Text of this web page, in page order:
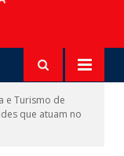
e Turismo de
que atuam no